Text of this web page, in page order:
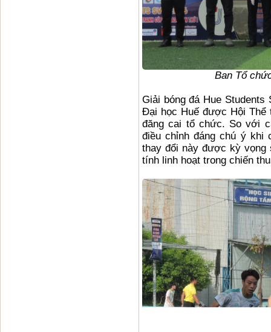
Ban Tổ
Giải bóng đá Hue Students
Đại học Huế được Hội Thể
đăng cai tổ chức. So với
điều chỉnh đáng chú ý khi
thay đổi này được kỳ vọng
tính linh hoạt trong chiến